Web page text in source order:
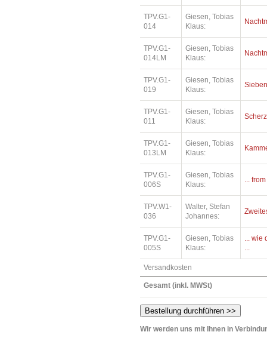
TPV.G1-
014
Giesen, Tobias
Klaus:
TPV.G1-
014LM
Giesen, Tobias
Klaus:
TPV.G1-
019
Giesen, Tobias
Klaus:
TPV.G1-
011
Giesen, Tobias
Klaus:
TPV.G1-
013LM
Giesen, Tobias
Klaus:
TPV.G1-
006S
Giesen, Tobias
Klaus:
...
TPV.W1-
036
Walter, Stefan
Johannes:
TPV.G1-
005S
Giesen, Tobias
Klaus:
... wie
...
Versandkosten
Gesamt (inkl. MWSt)
Wir werden uns mit Ihnen in